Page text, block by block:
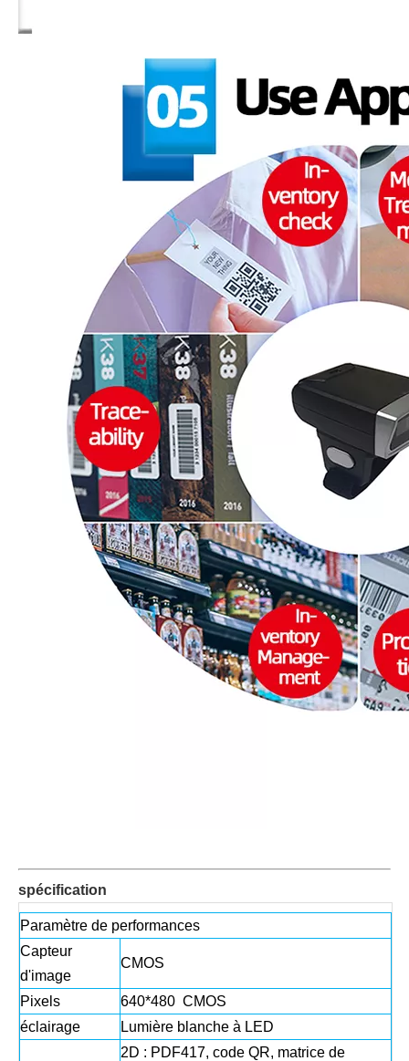
spécification
Paramètre de performances
Capteur
d'image
CMOS
Pixels
640*480 CMOS
éclairage
Lumière blanche à LED
2D : PDF417, code QR, matrice de